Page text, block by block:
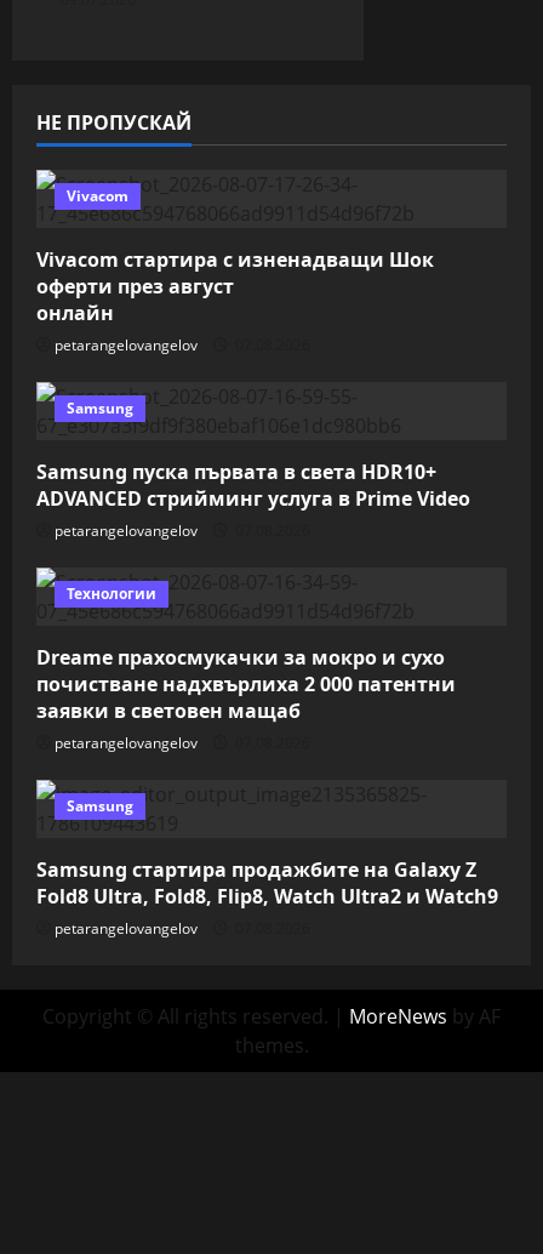
НЕ ПРОПУСКАЙ
Vivacom
Vivacom стартира с изненадващи Шок
оферти през август
онлайн
petarangelovangelov
Samsung
Samsung пуска първата в света HDR10+
ADVANCED стрийминг услуга в Prime Video
petarangelovangelov
Технологии
Dreame прахосмукачки за мокро и сухо
почистване надхвърлиха 2 000 патентни
заявки в световен мащаб
petarangelovangelov
Samsung
Samsung стартира продажбите на Galaxy Z
Fold8 Ultra, Fold8, Flip8, Watch Ultra2 и Watch9
petarangelovangelov
Copyright © All rights reserved. | MoreNews by AF
themes.